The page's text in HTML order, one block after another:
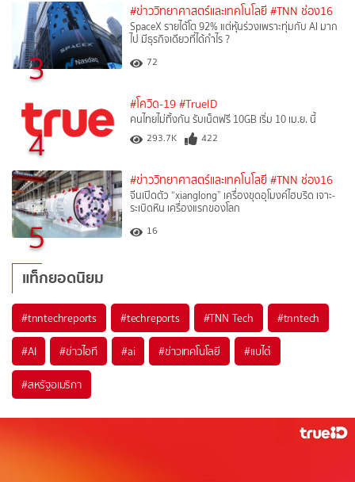
3
#ข่าววิทยาศาสตร์และเทคโนโลยี #TNN ช่อง16
SpaceX รายได้โต 92% แต่หุ้นร่วงเพราะทุ่มกับ AI มาก
ไป มีธุรกิจเดียวที่ได้กำไร ?
72
4
#โควิด-19 #TrueID
คนไทยไม่ทิ้งกัน รับเน็ตฟรี 10GB เริ่ม 10 เม.ย. นี้
293.7K 422
5
#ข่าววิทยาศาสตร์และเทคโนโลยี #TNN ช่อง16
จีนเปิดตัว “xianglong” เครื่องขุดอุโมงค์ไฮบริด เจาะ-
ระเบิดหิน เครื่องแรกของโลก
16
แท็กยอดนิยม
#tnntechreports #techreports #TNN Tech #tnntech
#AI #ข่าวไอที #ai #ข่าวเทคโนโลยี #แบไต๋
#สหรัฐอเมริกา